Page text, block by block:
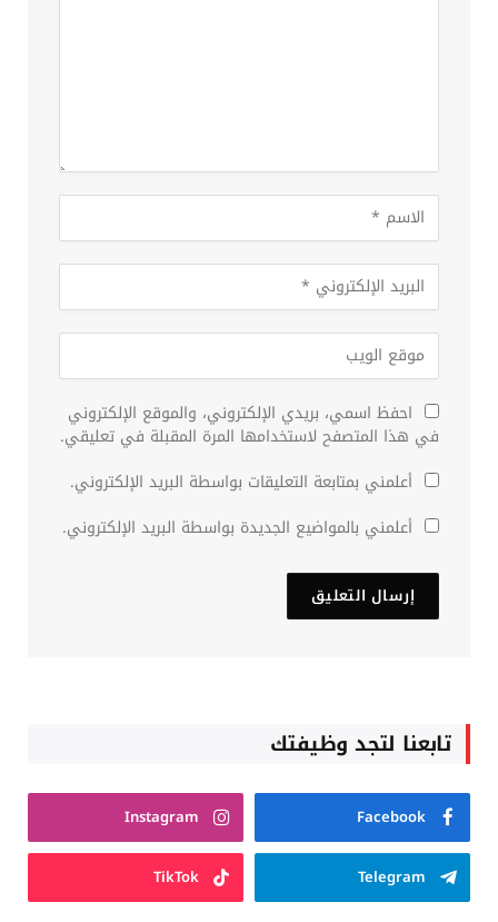
احفظ اسمي، بريدي الإلكتروني، والموقع الإلكتروني
في هذا المتصفح لاستخدامها المرة المقبلة في تعليقي.
أعلمني بمتابعة التعليقات بواسطة البريد الإلكتروني.
أعلمني بالمواضيع الجديدة بواسطة البريد الإلكتروني.
تابعنا لتجد وظيفتك
Facebook
Instagram
Telegram
TikTok